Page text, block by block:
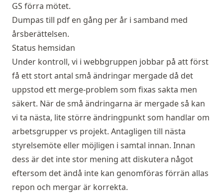
GS förra mötet.
Dumpas till pdf en gång per år i samband med
årsberättelsen.
Status hemsidan
Under kontroll, vi i webbgruppen jobbar på att först
få ett stort antal små ändringar mergade då det
uppstod ett merge-problem som fixas sakta men
säkert. När de små ändringarna är mergade så kan
vi ta nästa, lite större ändringpunkt som handlar om
arbetsgrupper vs projekt. Antagligen till nästa
styrelsemöte eller möjligen i samtal innan. Innan
dess är det inte stor mening att diskutera något
eftersom det ändå inte kan genomföras förrän allas
repon och mergar är korrekta.